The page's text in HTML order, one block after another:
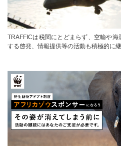
TRAFFICは税関にとどまらず、空輸や
する啓発、情報提供等の活動も積極的に